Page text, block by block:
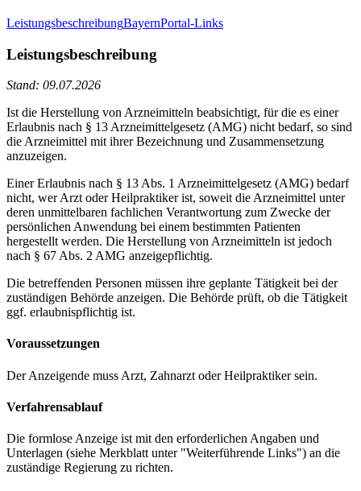
LeistungsbeschreibungBayernPortal-Links
Leistungsbeschreibung
Stand: 09.07.2026
Ist die Herstellung von Arzneimitteln beabsichtigt, für die es einer
Erlaubnis nach § 13 Arzneimittelgesetz (AMG) nicht bedarf, so sind
die Arzneimittel mit ihrer Bezeichnung und Zusammensetzung
anzuzeigen.
Einer Erlaubnis nach § 13 Abs. 1 Arzneimittelgesetz (AMG) bedarf
nicht, wer Arzt oder Heilpraktiker ist, soweit die Arzneimittel unter
deren unmittelbaren fachlichen Verantwortung zum Zwecke der
persönlichen Anwendung bei einem bestimmten Patienten
hergestellt werden. Die Herstellung von Arzneimitteln ist jedoch
nach § 67 Abs. 2 AMG anzeigepflichtig.
Die betreffenden Personen müssen ihre geplante Tätigkeit bei der
zuständigen Behörde anzeigen. Die Behörde prüft, ob die Tätigkeit
ggf. erlaubnispflichtig ist.
Voraussetzungen
Der Anzeigende muss Arzt, Zahnarzt oder Heilpraktiker sein.
Verfahrensablauf
Die formlose Anzeige ist mit den erforderlichen Angaben und
Unterlagen (siehe Merkblatt unter "Weiterführende Links") an die
zuständige Regierung zu richten.